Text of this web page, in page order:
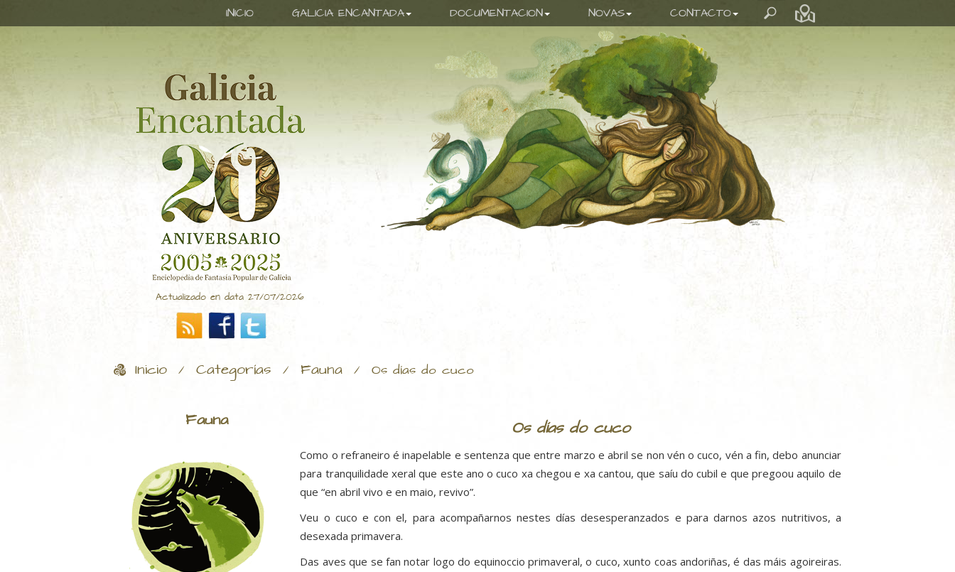
INICIO GALICIA ENCANTADA DOCUMENTACION NOVAS CONTACTO
Actualizado en data 27/07/2026
Inicio / Categorías / Fauna / Os días do cuco
Fauna Os días do cuco
Como o refraneiro é inapelable e sentenza que entre marzo e abril se non vén o cuco, vén a fin, debo anunciar
para tranquilidade xeral que este ano o cuco xa chegou e xa cantou, que saíu do cubil e que pregoou aquilo de
que “en abril vivo e en maio, revivo”.
Veu o cuco e con el, para acompañarnos nestes días desesperanzados e para darnos azos nutritivos, a
desexada primavera.
Das aves que se fan notar logo do equinoccio primaveral, o cuco, xunto coas andoriñas, é das máis agoireiras.